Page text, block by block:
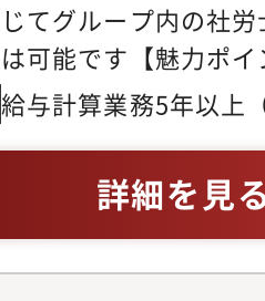
じてグループ内の社
は可能です【魅力ポ
業も顧問先に多く抱
業務効率化のコンサ
とによって外部から
把握することができ
制でクライアントを
給与計算業務5年以上
詳細を見